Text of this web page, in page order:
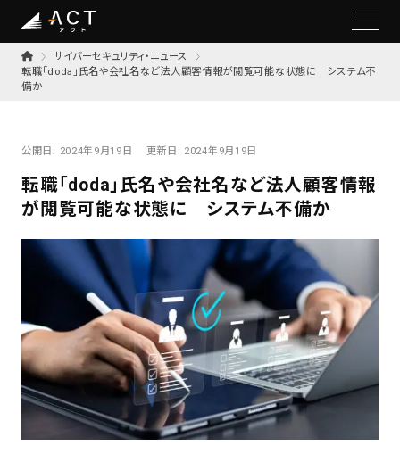
サイバーセキュリティ・ニュース
転職「doda」氏名や会社名など法人顧客情報が閲覧可能な状態に システム不
備か
公開日: 2024年9月19日 更新日: 2024年9月19日
転職「doda」氏名や会社名など法人顧客情報
が閲覧可能な状態に システム不備か